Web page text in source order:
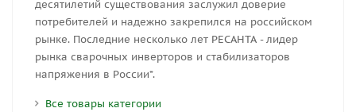
десятилетий существования заслужил доверие
потребителей и надежно закрепился на российском
рынке. Последние несколько лет РЕСАНТА - лидер
рынка сварочных инверторов и стабилизаторов
напряжения в России*.
Все товары категории